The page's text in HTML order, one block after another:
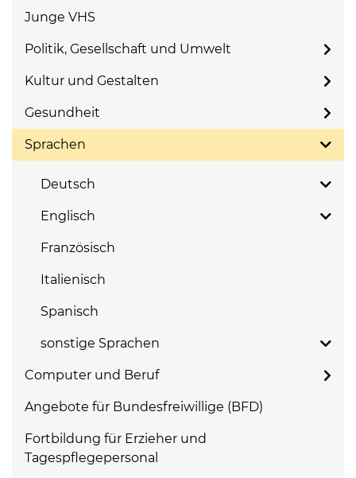
Junge VHS
Politik, Gesellschaft und Umwelt
Kultur und Gestalten
Gesundheit
Sprachen
Deutsch
Englisch
Französisch
Italienisch
Spanisch
sonstige Sprachen
Computer und Beruf
Angebote für Bundesfreiwillige (BFD)
Fortbildung für Erzieher und
Tagespflegepersonal